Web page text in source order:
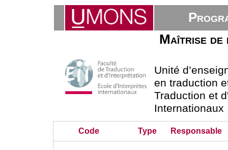
Maîtrise de
Unité
en traduction
Traduction et
Internationaux
Code Type Responsable